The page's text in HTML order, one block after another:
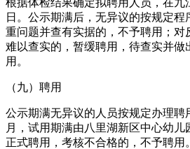
根据体检结果确定拟聘用人员，在九
日。公示期满后，无异议的按规定
重问题并查有实据的，不予聘用；对
难以查实的，暂缓聘用，待查实并做
用。
（九）聘用
公示期满无异议的人员按规定办理聘
月，试用期满由八里湖新区中心幼
正式聘用，考核不合格的，不予聘用